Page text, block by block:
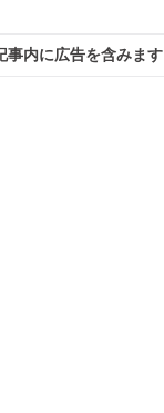
事内に広告を含みます